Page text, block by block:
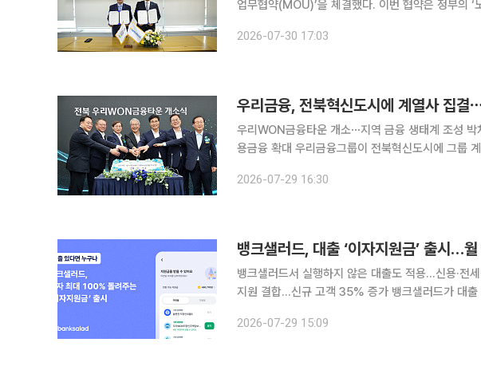
업무협약(MOU)’을 체결했다. 이번 협약은 정부의 ‘노동안전 종합대책’에 발맞춰 안전보건과 금융
과 금융이 만나 기업의 안전관리 역량 제고 확산에 대
2026-07-30 17:03
우리금융, 전북혁신도시에 계열사 집결
우리WON금융타운 개소⋯지역 금융 생태계 조성
용금융 확대 우리금융그룹이 전북혁신도시에 그룹 계열사를 집결하며 본격적인 금융거점 구축에 나
2026-07-29 16:30
뱅크샐러드, 대출 ‘이자지원금’ 출시…
뱅크샐러드서 실행하지 않은 대출도 적용…신용·전
지원 결합…신규 고객 35% 증가 뱅크샐러드가 대출 보유 고객의 금융비용 부담을 낮추기 위한 ‘이
출 등을 보유한 뱅크샐러드 고객이라면 누구나 매달
2026-07-29 15:09